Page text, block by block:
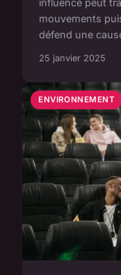
mouvements
défend une
25 janvier 2025
ENVIRONNEMENT